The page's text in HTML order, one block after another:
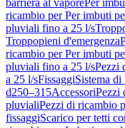
barriera al vaporePer
ricambio per Per imbuti
pluviali fino a 25 l/s
Troppopieni d'emergenza
ricambio per Per imbuti
pluviali fino a 25 l/sPezzi
a 25 l/sFissaggiSistema
d250–315AccessoriPezzi
pluvialiPezzi di ricambio
fissaggiScarico per tetti